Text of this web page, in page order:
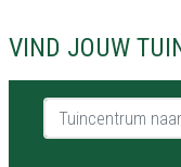
VIND JOUW
Tuincentrum naam